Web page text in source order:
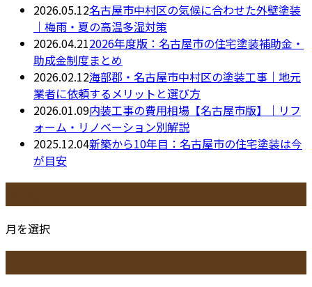
2026.05.12名古屋市中村区の気候に合わせた外壁塗装
｜梅雨・夏の高温多湿対策
2026.04.212026年度版：名古屋市の住宅塗装補助金・
助成金制度まとめ
2026.02.12海部郡・名古屋市中村区の塗装工事｜地元
業者に依頼するメリットと選び方
2026.01.09内装工事の費用相場【名古屋市版】｜リフ
ォーム・リノベーション別解説
2025.12.04新築から10年目：名古屋市の住宅塗装は今
が目安
月を選択